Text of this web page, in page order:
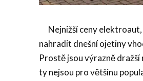
Nejnižší ceny elektroaut,
nahradit dnešní ojetiny
Prostě jsou výrazně
ty nejsou pro většinu